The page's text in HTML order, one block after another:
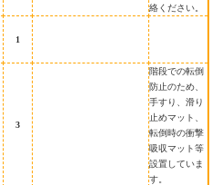
絡ください。
1
3
階段での転倒
防止のため、
手すり、滑り
止めマット、
転倒時の衝撃
吸収マット等
設置していま
す。